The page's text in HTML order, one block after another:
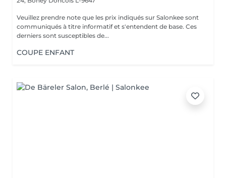
Veuillez prendre note que les prix indiqués sur Salonkee sont
communiqués à titre informatif et s'entendent de base. Ces
derniers sont susceptibles de...
COUPE ENFANT